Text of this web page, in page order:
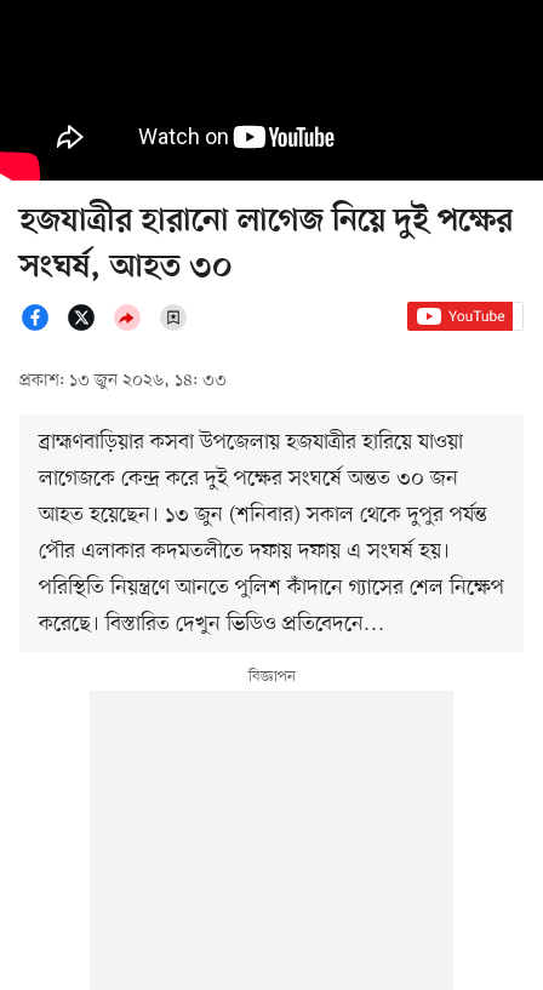
হজযাত্রীর হারানো লাগেজ নিয়ে দুই পক্ষের
সংঘর্ষ, আহত ৩০
প্রকাশ: ১৩ জুন ২০২৬, ১৪: ৩৩
ব্রাহ্মণবাড়িয়ার কসবা উপজেলায় হজযাত্রীর হারিয়ে যাওয়া
লাগেজকে কেন্দ্র করে দুই পক্ষের সংঘর্ষে অন্তত ৩০ জন
আহত হয়েছেন। ১৩ জুন (শনিবার) সকাল থেকে দুপুর পর্যন্ত
পৌর এলাকার কদমতলীতে দফায় দফায় এ সংঘর্ষ হয়।
পরিস্থিতি নিয়ন্ত্রণে আনতে পুলিশ কাঁদানে গ্যাসের শেল নিক্ষেপ
করেছে। বিস্তারিত দেখুন ভিডিও প্রতিবেদনে…